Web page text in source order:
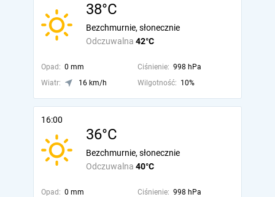
38°C
Odczuwalna 42°C
Bezchmurnie, słonecznie
Opad: 0 mm Ciśnienie: 998 hPa
Wiatr:
16 km/h Wilgotność: 10%
16:00
36°C
Odczuwalna 40°C
Bezchmurnie, słonecznie
Opad: 0 mm Ciśnienie: 998 hPa